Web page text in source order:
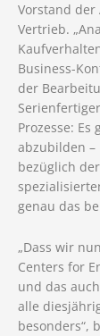
Vorstand
Vertrieb.
Business-
der
Prozesse:
abzubilden –
bezüglich
genau das
„Dass wir
Centers for
und das
alle
besonders“,